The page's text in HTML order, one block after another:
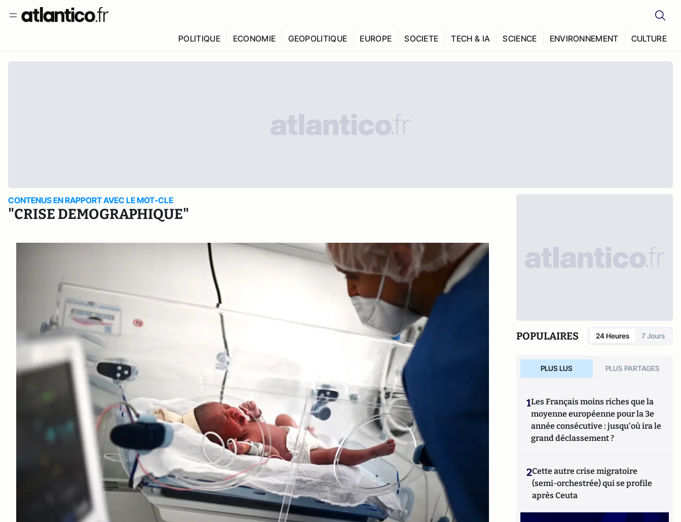
POLITIQUE ECONOMIE GEOPOLITIQUE EUROPE SOCIETE TECH & IA SCIENCE ENVIRONNEMENT CULTURE
CONTENUS EN RAPPORT AVEC LE MOT-CLE
"CRISE DEMOGRAPHIQUE"
POPULAIRES 24 Heures 7 Jours
PLUS LUS PLUS PARTAGES
1Les Français moins riches que la
moyenne européenne pour la 3e
année consécutive : jusqu'où ira le
grand déclassement ?
2Cette autre crise migratoire
(semi-orchestrée) qui se profile
après Ceuta